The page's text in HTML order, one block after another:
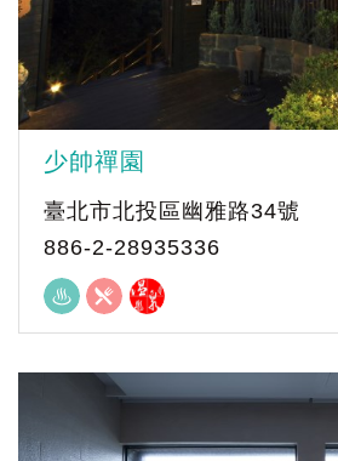
少帥禪園
臺北市北投區幽雅路34號
886-2-28935336